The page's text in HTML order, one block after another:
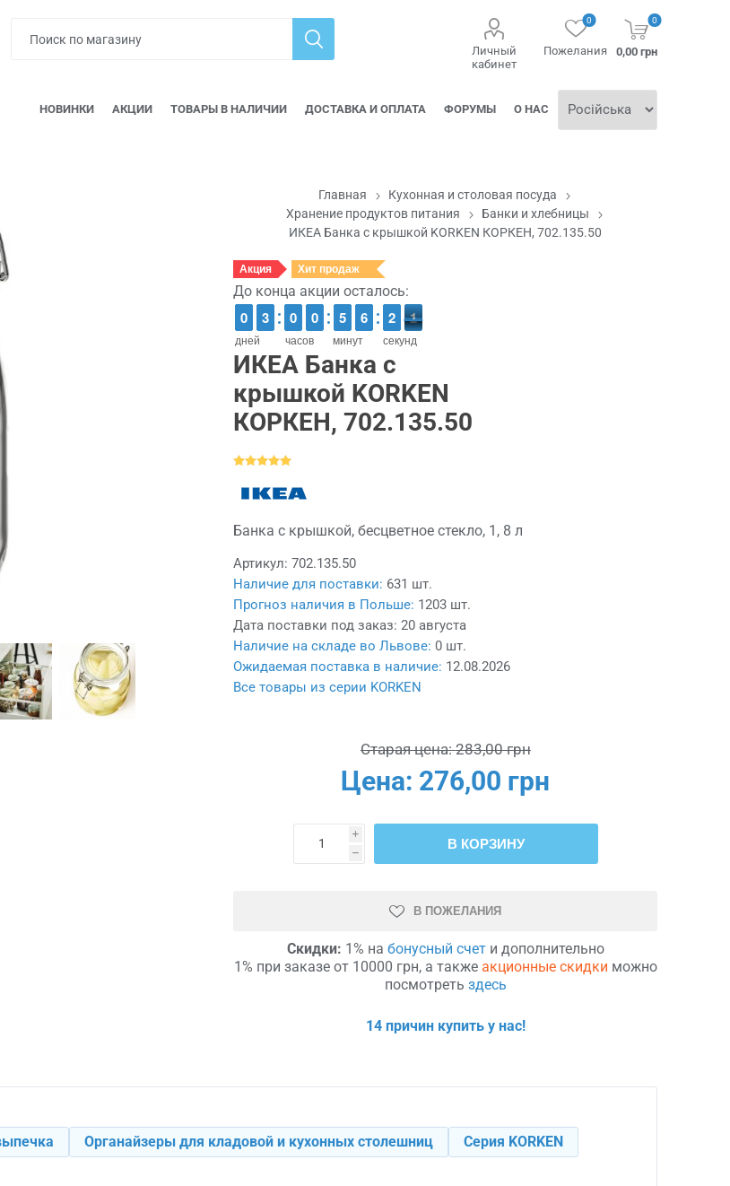
Личный
кабинет
Пожелания
0 0
0,00 грн
НОВИНКИ АКЦИИ ТОВАРЫ В НАЛИЧИИ ДОСТАВКА И ОПЛАТА ФОРУМЫ О НАС
Главная
Кухонная и столовая посуда
Хранение продуктов питания
Банки и хлебницы
ИКЕА Банка с крышкой KORKEN КОРКЕН, 702.135.50
Акция Хит продаж
До конца акции осталось:
дней
9
9
0
0 2
2
3
3
часов
9
9
0
0 9
9
0
0
минут
4
4
5
5 5
5
6
6
секунд
1
1
2
2 1
0
0
ИКЕА Банка с
крышкой KORKEN
КОРКЕН, 702.135.50
Банка с крышкой, бесцветное стекло, 1, 8 л
Артикул: 702.135.50
Наличие для поставки: 631 шт.
Прогноз наличия в Польше: 1203 шт.
Дата поставки под заказ: 20 августа
Наличие на складе во Львове: 0 шт.
Ожидаемая поставка в наличие: 12.08.2026
Все товары из серии KORKEN
Старая цена: 283,00 грн
Цена: 276,00 грн
i
h
В КОРЗИНУ
В ПОЖЕЛАНИЯ
Скидки: 1% на бонусный счети дополнительно
1% при заказе от 10000 грн, а также акционные скидки можно
посмотреть здесь
14 причин купить у нас!
Органайзеры для кладовой и кухонных столешниц
Серия KORKEN